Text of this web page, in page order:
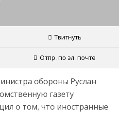
Твитнуть
Отпр. по эл. почте
обороны Руслан
газету
о том, что иностранные